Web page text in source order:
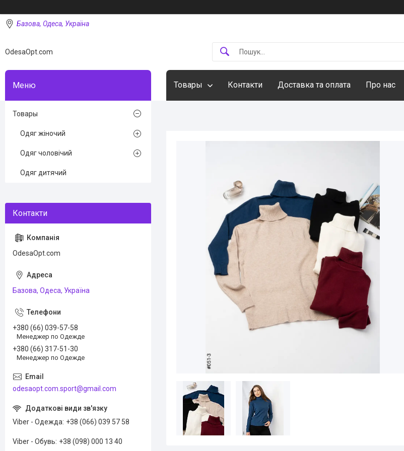
Базова, Одеса, Україна
OdesaOpt.com
Товары Контакти Доставка та оплата Про нас
Товары
Одяг жіночий
Одяг чоловічий
Одяг дитячий
OdesaOpt.com
Базова, Одеса, Україна
+380 (66) 039-57-58
Менеджер по Одежде
+380 (66) 317-51-30
Менеджер по Одежде
odesaopt.com.sport@gmail.com
Viber - Одежда +38 (066) 039 57 58
Viber - Обувь +38 (098) 000 13 40